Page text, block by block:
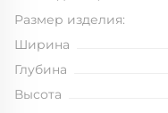
Размер изделия:
Ширина
Глубина
Высота